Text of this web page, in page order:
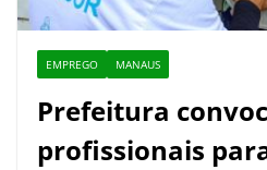
EMPREGO MANAUS
Prefeitura
profissionais